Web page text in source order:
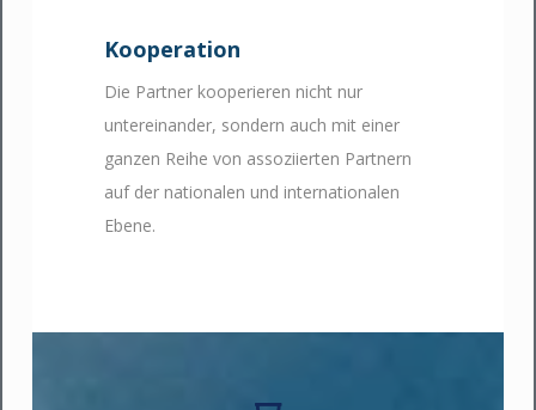
Kooperation
Die Partner kooperieren nicht nur
untereinander, sondern auch mit einer
ganzen Reihe von assoziierten Partnern
auf der nationalen und internationalen
Ebene.